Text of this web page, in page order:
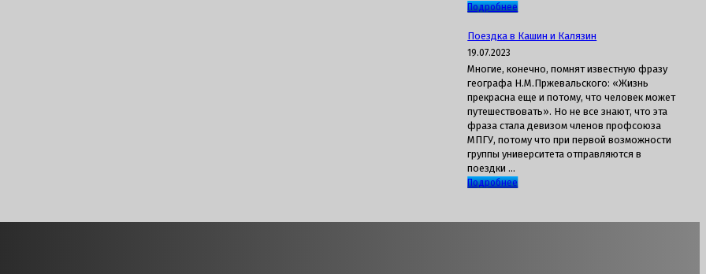
Подробнее
Поездка в Кашин и Калязин
19.07.2023
Многие, конечно, помнят известную фразу
географа Н.М.Пржевальского: «Жизнь
прекрасна еще и потому, что человек может
путешествовать». Но не все знают, что эта
фраза стала девизом членов профсоюза
МПГУ, потому что при первой возможности
группы университета отправляются в
поездки …
Подробнее